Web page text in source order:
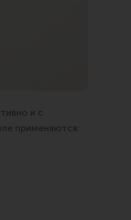
и с
применяются: